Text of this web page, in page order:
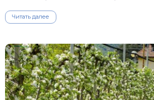
Читать далее